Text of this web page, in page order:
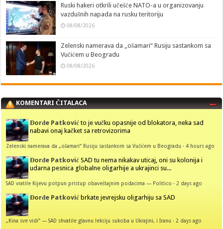
Ruski hakeri otkrili učešće NATO-a u organizovanju
vazdušnih napada na rusku teritoriju
08/08/2026
Zelenski namerava da „ošamari“ Rusiju sastankom sa
Vučićem u Beogradu
08/08/2026
KOMENTARI ČITALACA
Đorđe Patković to je vučku opasnije od blokatora, neka sad
nabavi onaj kačket sa retrovizorima
Zelenski namerava da „ošamari“ Rusiju sastankom sa Vučićem u Beogradu ·4 hours ago
Đorđe Patković SAD tu nema nikakav uticaj, oni su kolonija i
udarna pesnica globalne oligarhije a ukrajinci su...
SAD vratile Kijevu potpun pristup obaveštajnim podacima — Politico ·2 days ago
Đorđe Patković brkate jevrejsku oligarhiju sa SAD
„Kina sve vidi“ — SAD shvatile glavnu lekciju sukoba u Ukrajini, i Iranu ·2 days ago